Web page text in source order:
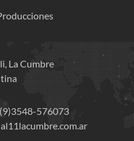
La Cumbre
576073